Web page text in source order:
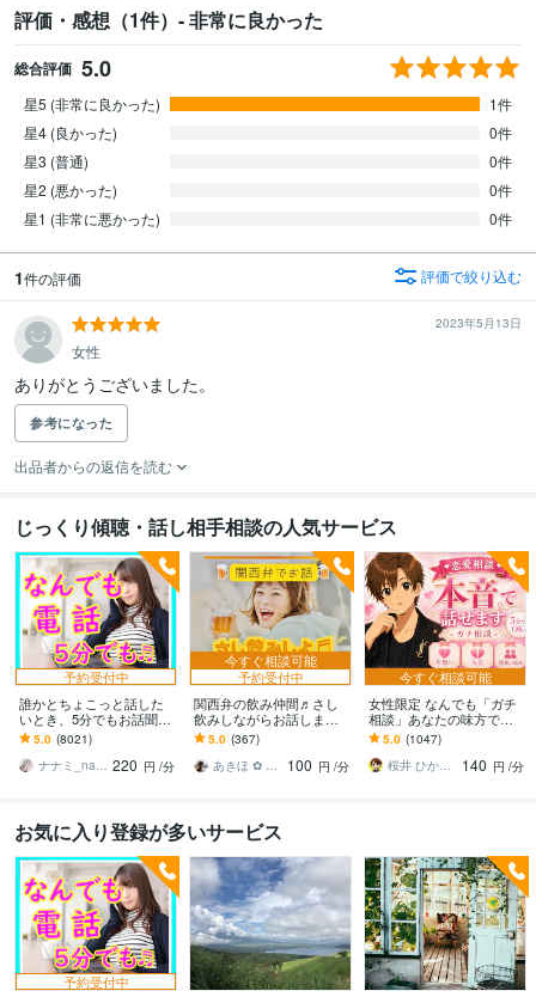
評価・感想（1件）- 非常に良かった
総合評価 5.0
星5 (非常に良かった)
1件
星4 (良かった)
0件
星3 (普通)
0件
星2 (悪かった)
0件
星1 (非常に悪かった)
0件
1件の評価 評価で絞り込む
2023年5月13日
女性
ありがとうございました。
参考になった
出品者からの返信を読む
じっくり傾聴・話し相手相談の人気サービス
予約受付中
誰かとちょこっと話した
いとき、5分でもお話聞き
ます 疲れた～、でもカウ
ンセリングじゃない、な
んとなく雑談聞いて～
5.0 (8021)
ナナミ_nanami 220 円 /分
今すぐ相談可能
予約受付中
関西弁の飲み仲間♬さし
飲みしながらお話します
何となく話したい✨酔った
時のいい気分のまま⭐︎お話
しましょう
5.0 (367)
あきほ ✿ 元気を届ける関西女子✨
100 円 /分
今すぐ相談可能
女性限定 なんでも「ガチ
相談」あなたの味方で話
ます 男性目線で、あなた
の恋の“答え”を言葉にしま
す。
5.0 (1047)
桜井 ひかる｜経験豊富の恋愛相談室
140 円 /分
お気に入り登録が多いサービス
予約受付中